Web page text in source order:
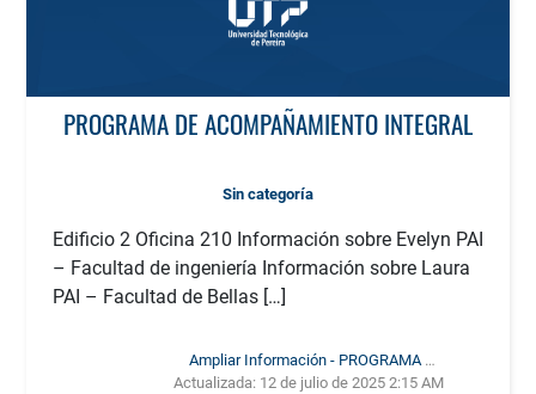
PROGRAMA DE ACOMPAÑAMIENTO INTEGRAL
Sin categoría
Edificio 2 Oficina 210 Información sobre Evelyn PAI
– Facultad de ingeniería Información sobre Laura
PAI – Facultad de Bellas […]
Ampliar Información - PROGRAMA DE
ACOMPAÑAMIENTO INTEGRAL
Actualizada: 12 de julio de 2025 2:15 AM